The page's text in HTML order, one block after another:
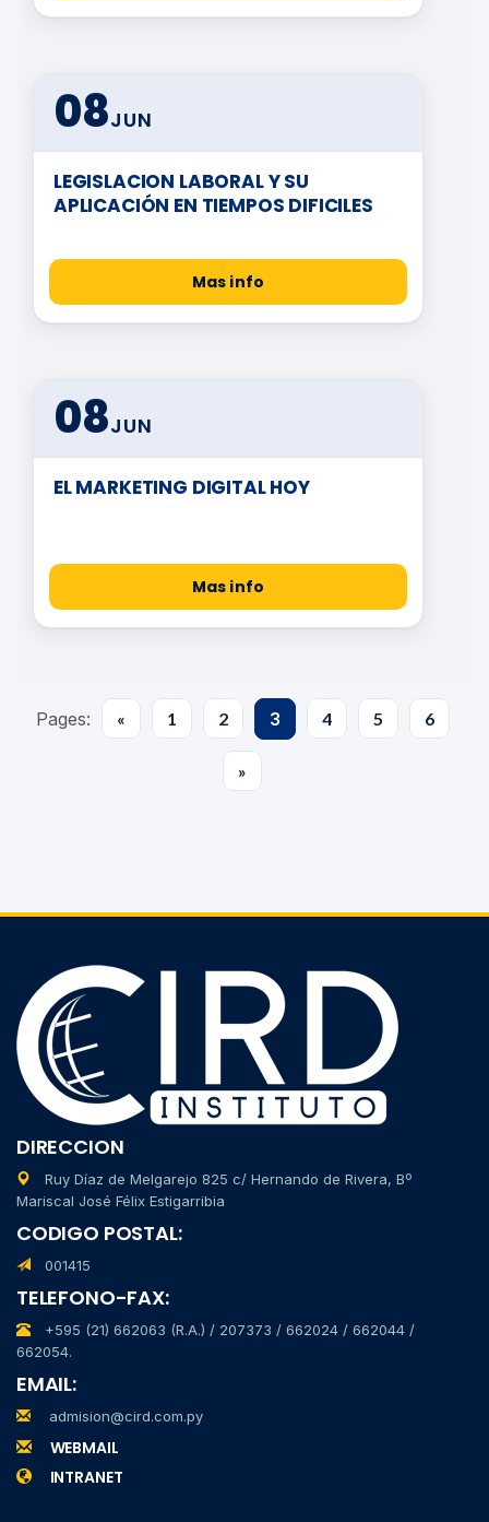
08JUN
LEGISLACION LABORAL Y SU
APLICACIÓN EN TIEMPOS DIFICILES
Mas info
08JUN
EL MARKETING DIGITAL HOY
Mas info
Pages: « 1 2 3 4 5 6
»
DIRECCION
Ruy Díaz de Melgarejo 825 c/ Hernando de Rivera, Bº
Mariscal José Félix Estigarribia
CODIGO POSTAL:
001415
TELEFONO-FAX:
+595 (21) 662063 (R.A.) / 207373 / 662024 / 662044 /
662054.
EMAIL:
admision@cird.com.py
WEBMAIL
INTRANET